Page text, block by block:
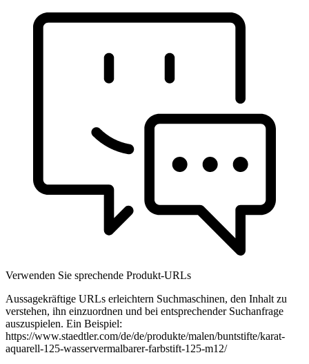
Verwenden Sie sprechende Produkt-URLs
Aussagekräftige URLs erleichtern Suchmaschinen, den Inhalt zu
verstehen, ihn einzuordnen und bei entsprechender Suchanfrage
auszuspielen. Ein Beispiel:
https://www.staedtler.com/de/de/produkte/malen/buntstifte/karat-
aquarell-125-wasservermalbarer-farbstift-125-m12/